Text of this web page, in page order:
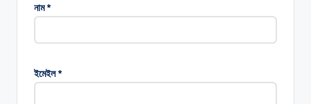
নাম*
ইমেইল*